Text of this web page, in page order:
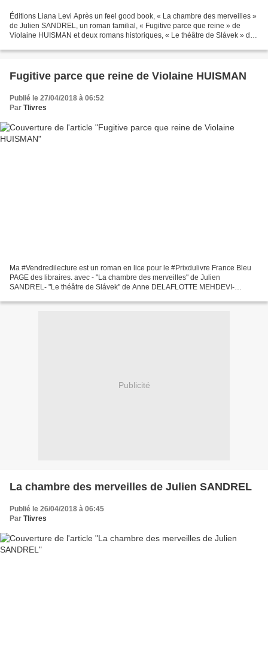
Éditions Liana Levi Après un feel good book, « La chambre des merveilles »
de Julien SANDREL, un roman familial, « Fugitive parce que reine » de
Violaine HUISMAN et deux romans historiques, « Le théâtre de Slávek » de
Fugitive parce que reine de Violaine HUISMAN
Publié le 27/04/2018 à 06:52
Par Tlivres
Ma #Vendredilecture est un roman en lice pour le #Prixdulivre France Bleu
PAGE des libraires. avec - "La chambre des merveilles" de Julien
SANDREL- "Le théâtre de Slávek" de Anne DELAFLOTTE MEHDEVI-
Publicité
La chambre des merveilles de Julien SANDREL
Publié le 26/04/2018 à 06:45
Par Tlivres